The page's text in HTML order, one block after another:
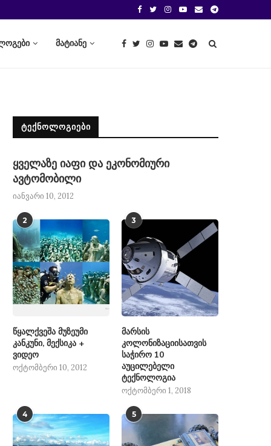
მატიანე
ᲢᲔᲥᲜᲝᲚᲝᲒᲘᲔᲑᲘ
ყველაზე იაფი და ეკონომიური
ავტომობილი
იანვარი 10, 2012
2
წყალქვეშა მუზეუმი
კანკუნი, მექსიკა +
ვიდეო
ოქტომბერი 10, 2012
3
მარსის
კოლონიზაციისათვის
საჭირო 10
აუცილებელი
ტექნოლოგია
ოქტომბერი 1, 2018
4 5